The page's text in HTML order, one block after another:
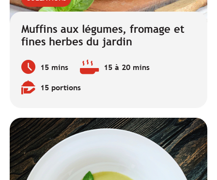
Muffins aux légumes, fromage et
fines herbes du jardin
Temps
de
préparation
:
15 mins
Temps
cuisson
15 à 20 mins
Quantité15 portions